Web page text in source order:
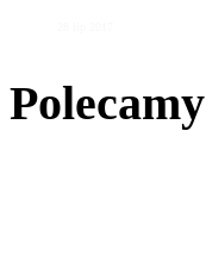
Polecamy